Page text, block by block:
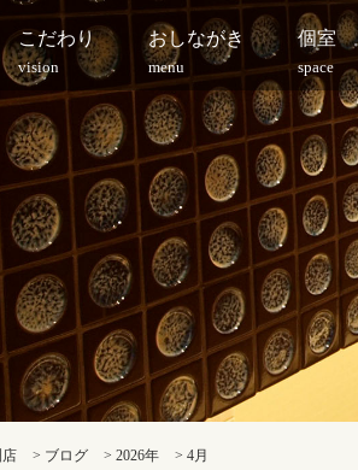
こだわり
vision
おしながき
menu
個室
space
店 > ブログ > 2026年 > 4月